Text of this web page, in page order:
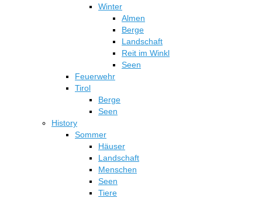
Winter
Almen
Berge
Landschaft
Reit im Winkl
Seen
Feuerwehr
Tirol
Berge
Seen
History
Sommer
Häuser
Landschaft
Menschen
Seen
Tiere